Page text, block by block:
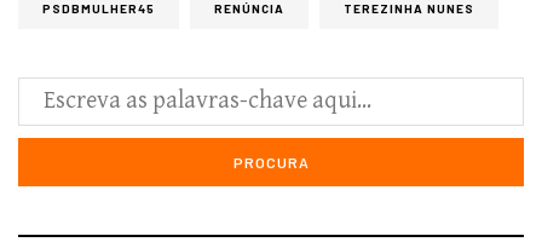
PSDBMULHER45 RENÚNCIA TEREZINHA NUNES